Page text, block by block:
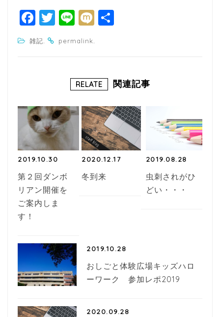
F
a
c
o
k
T
itt
Li
n
e
M
雑記. permalink.
RELATE 関連記事
2019.10.30
第２回ダンボ
リアン開催を
ご案内しま
す！
2020.12.17
冬到来
2019.08.28
虫刺されがひ
どい・・・
2019.10.28
おしごと体験広場キッズハロ
ーワーク 参加レポ2019
2020.09.28